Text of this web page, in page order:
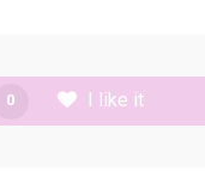
0 I like it